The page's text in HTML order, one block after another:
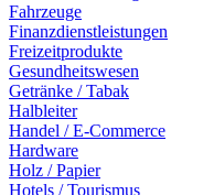
Fahrzeuge
Finanzdienstleistungen
Freizeitprodukte
Gesundheitswesen
Getränke / Tabak
Halbleiter
Handel / E-Commerce
Hardware
Holz / Papier
Hotels / Tourismus